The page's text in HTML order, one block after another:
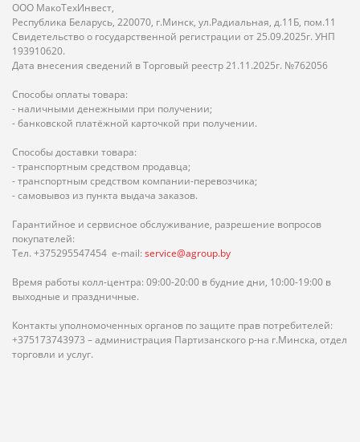
ООО МакоТехИнвест,
Республика Беларусь, 220070, г.Минск, ул.Радиальная, д.11Б, пом.11
Свидетельство о государственной регистрации от 25.09.2025г. УНП
193910620.
Дата внесения сведений в Торговый реестр 21.11.2025г. №762056
Способы оплаты товара:
- наличными денежными при получении;
- банковской платёжной карточкой при получении.
Способы доставки товара:
- транспортным средством продавца;
- транспортным средством компании-перевозчика;
- самовывоз из пункта выдача заказов.
Гарантийное и сервисное обслуживание, разрешение вопросов
покупателей:
Тел. +375295547454 e-mail: service@agroup.by
Время работы колл-центра: 09:00-20:00 в будние дни, 10:00-19:00 в
выходные и праздничные.
Контакты уполномоченных органов по защите прав потребителей:
+375173743973 – администрация Партизанского р-на г.Минска, отдел
торговли и услуг.